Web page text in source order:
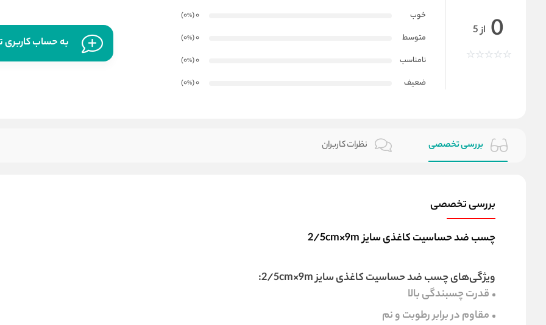
0 از 5
خوب
0
(0
%
)
متوسط
0
(0
%
)
نامناسب
0
(0
%
)
ضعیف
0
(0
%
)
به حساب کاربری
بررسی تخصصی نظرات کاربران
بررسی تخصصی
چسب ضد حساسیت کاغذی سایز 2/5cm×9m
ویژگی‌های چسب ضد حساسیت کاغذی سایز 2/5cm×9m:
قدرت چسبندگی بالا
مقاوم در برابر رطوبت و نم